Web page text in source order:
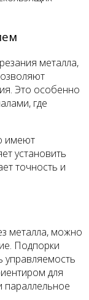
металла,
Это особенно
где
имеют
установить
точность и
металла, можно
Подпорки
управляемость
для
параллельное